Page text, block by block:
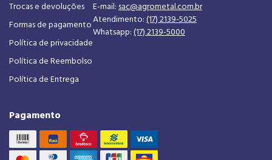
Trocas e devoluções
Formas de pagamento
Política de privacidade
Política de Reembolso
Política de Entrega
E-mail: sac@agrometal.com.br
Atendimento: (17) 2139-5025
Whatsapp: (17) 2139-5000
Pagamento